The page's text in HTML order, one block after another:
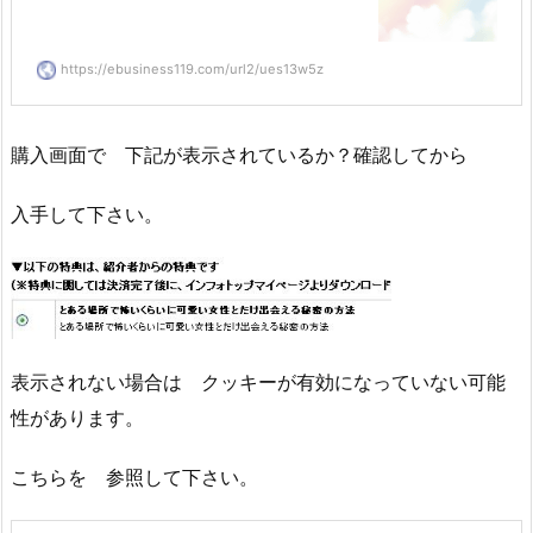
https://ebusiness119.com/url2/ues13w5z
購入画面で 下記が表示されているか？確認してから
入手して下さい。
表示されない場合は クッキーが有効になっていない可能
性があります。
こちらを 参照して下さい。